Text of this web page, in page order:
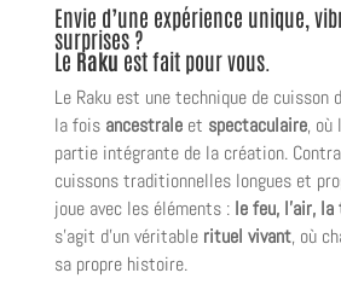
Envie d’une expérience unique,
surprises ?
Le Raku est fait pour vous.
Le Raku est une technique de cuisson
la fois ancestraleet spectaculaire, où
partie intégrante de la création.
cuissons traditionnelles longues et
joue avec les éléments : le feu, l’air,
s’agit d’un véritable rituel vivant, où
sa propre histoire.